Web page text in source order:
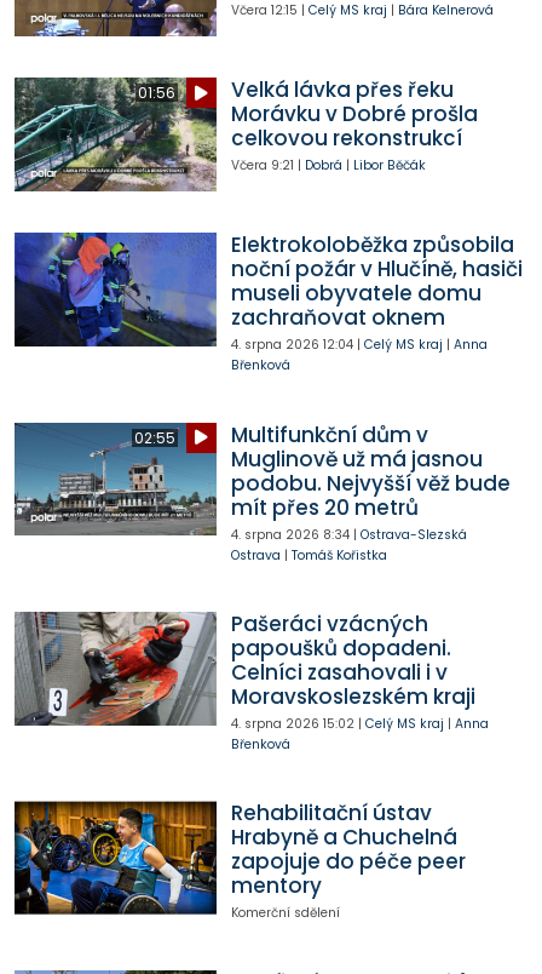
Včera 12:15 | Celý MS kraj | Bára Kelnerová
01:56
Velká lávka přes řeku
Morávku v Dobré prošla
celkovou rekonstrukcí
Včera 9:21 | Dobrá | Libor Běčák
Elektrokoloběžka způsobila
noční požár v Hlučíně, hasiči
museli obyvatele domu
zachraňovat oknem
4. srpna 2026 12:04| Celý MS kraj | Anna
Břenková
02:55
Multifunkční dům v
Muglinově už má jasnou
podobu. Nejvyšší věž bude
mít přes 20 metrů
4. srpna 2026 8:34| Ostrava-Slezská
Ostrava | Tomáš Kořistka
Pašeráci vzácných
papoušků dopadeni.
Celníci zasahovali i v
Moravskoslezském kraji
4. srpna 2026 15:02| Celý MS kraj | Anna
Břenková
Rehabilitační ústav
Hrabyně a Chuchelná
zapojuje do péče peer
mentory
Komerční sdělení